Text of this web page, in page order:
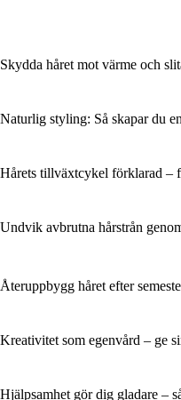
Skydda håret mot värme och
Naturlig styling: Så skapar du
Hårets tillväxtcykel förklarad –
Undvik avbrutna hårstrån
Återuppbygg håret efter
Kreativitet som egenvård – ge
Hjälpsamhet gör dig gladare –